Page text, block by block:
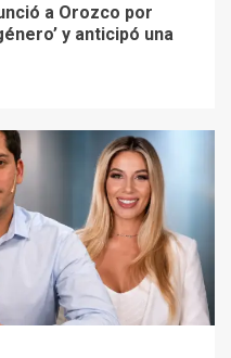
a Orozco por
y anticipó una